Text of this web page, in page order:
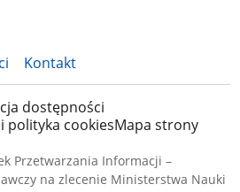
Kontakt
dostępności
polityka cookiesMapa strony
Przetwarzania Informacji –
na zlecenie Ministerstwa Nauki